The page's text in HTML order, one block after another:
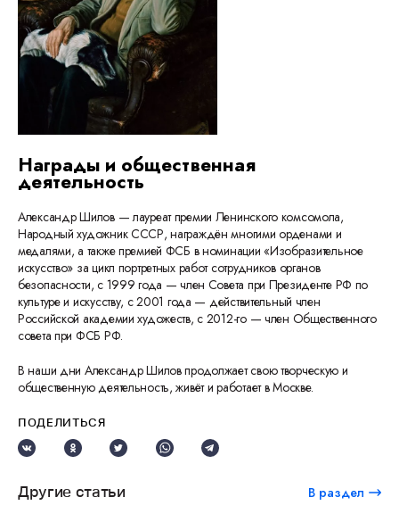
Награды и общественная
деятельность
Александр Шилов — лауреат премии Ленинского комсомола,
Народный художник СССР, награждён многими орденами и
медалями, а также премией ФСБ в номинации «Изобразительное
искусство» за цикл портретных работ сотрудников органов
безопасности, с 1999 года — член Совета при Президенте РФ по
культуре и искусству, с 2001 года — действительный член
Российской академии художеств, с 2012-го — член Общественного
совета при ФСБ РФ.
В наши дни Александр Шилов продолжает свою творческую и
общественную деятельность, живёт и работает в Москве.
ПОДЕЛИТЬСЯ
Другие статьи В раздел